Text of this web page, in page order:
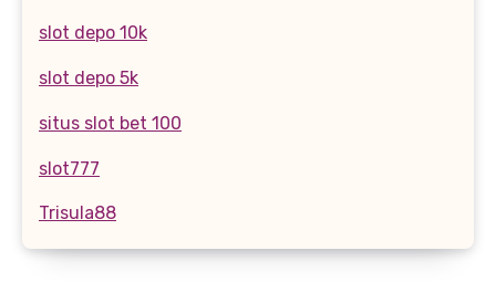
slot depo 10k
slot depo 5k
situs slot bet 100
slot777
Trisula88